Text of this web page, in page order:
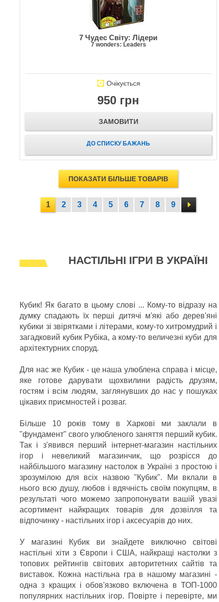
7 Чудес Світу: Лідери
7 wonders: Leaders
Очікується
950 грн
ЗАМОВИТИ
ДО СПИСКУ БАЖАНЬ
ПОКАЗАТИ БІЛЬШЕ ТОВАРІВ
1 2 3 4 5 6 7 8 9
НАСТІЛЬНІ ІГРИ В УКРАЇНІ
Кубик! Як багато в цьому слові ... Кому-то відразу на
думку спадають їх перші дитячі м'які або дерев'яні
кубики зі звірятками і літерами, кому-то хитромудрий і
загадковий кубик Рубіка, а кому-то величезні куби для
архітектурних споруд.
Для нас же Кубик - це наша улюблена справа і місце,
яке готове дарувати щохвилини радість друзям,
гостям і всім людям, заглянувших до нас у пошуках
цікавих приємностей і розваг.
Більше 10 років тому в Харкові ми заклали в
"фундамент" свого улюбленого заняття перший кубик.
Так і з'явився перший інтернет-магазин настільних
ігор і невеликий магазинчик, що розрісся до
найбільшого магазину настолок в Україні з простою і
зрозумілою для всіх назвою "Кубик". Ми вклали в
нього всю душу, любов і вдячність своїм покупцям, в
результаті чого можемо запропонувати вашій увазі
асортимент найкращих товарів для дозвілля та
відпочинку - настільних ігор і аксесуарів до них.
У магазині Кубик ви знайдете виключно світові
настільні хіти з Європи і США, найкращі настолки з
топових рейтингів світових авторитетних сайтів та
виставок. Кожна настільна гра в нашому магазині -
одна з кращих і обов'язково включена в ТОП-1000
популярних настільних ігор. Повірте і перевірте, ми